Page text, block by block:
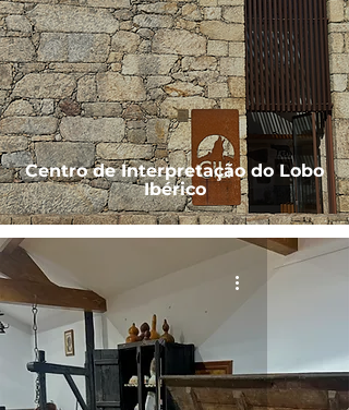
Centro de Interpretação do Lobo
Ibérico